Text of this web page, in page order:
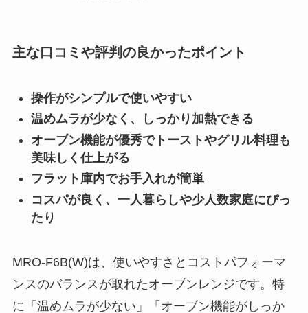
主な口コミや評判の良かったポイント
操作がシンプルで使いやすい
温めムラが少なく、しっかり加熱できる
オーブン機能が優秀でトーストやグリル料理も
美味しく仕上がる
フラット庫内でお手入れが簡単
コスパが良く、一人暮らしや少人数家庭にぴっ
たり
MRO-F6B(W)は、使いやすさとコストパフォーマ
ンスのバランスが取れたオーブンレンジです。特
に「温めムラが少ない」「オーブン機能がしっか